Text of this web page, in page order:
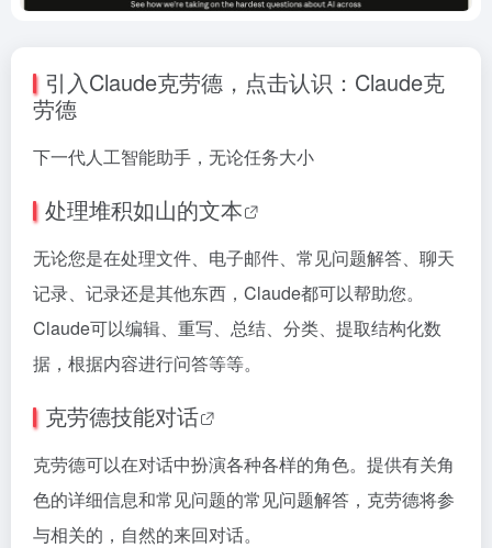
引入Claude克劳德，点击认识： Claude克
劳德
下一代人工智能助手，无论任务大小
处理堆积如山的文本
无论您是在处理文件、电子邮件、常见问题解答、聊天
记录、记录还是其他东西，Claude都可以帮助您。
Claude可以编辑、重写、总结、分类、提取结构化数
据，根据内容进行问答等等。
克劳德技能对话
克劳德可以在对话中扮演各种各样的角色。提供有关角
色的详细信息和常见问题的常见问题解答，克劳德将参
与相关的，自然的来回对话。